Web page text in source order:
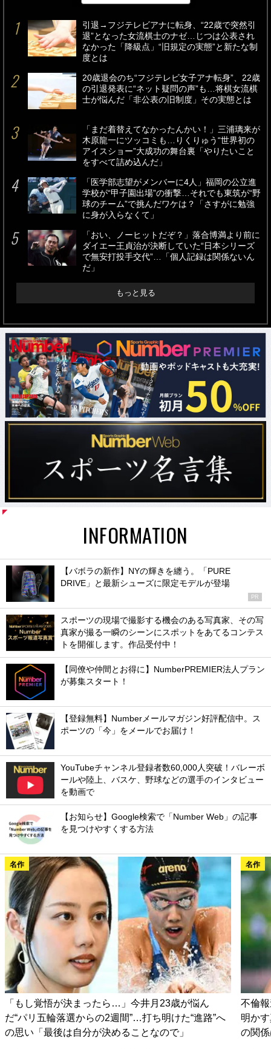
引退→フジテレビアナに転身、“22歳で突然引
退”となった女流棋士のナゼ…じつは公表され
なかった「降級点」“旧規定の実態”と新たな制
度とは
20歳退会のち“フジテレビ女子アナ転身”、22歳
の引退発表に“ネット疑問の声”も…将棋女流棋
士が悩んだ「非公表の旧制度」その実態とは
「まだ着替えてなかったんかい！」三浦璃来が
木原龍一にツッコミも…りくりゅう“世界初の
アイスショー”大成功の舞台裏「やりたいこと
をすべて詰め込んだ」
「医学部志望がメンバーに4人」福岡の公立進
学校が“甲子園出場”の衝撃…それでも東筑が“野
球のチーム”で挑んだワケは？「さすがに勉強
に身が入らなくて」
「おい、ノーヒットだぞ？」落合博満より前に
ダイエー王貞治が決断していた“日本シリーズ
で無安打投手交代”…「個人記録は関係ないん
だ」
もっと見る
INFORMATION
【バボラの新作】NYの輝きを纏う。「PURE
DRIVE」と最新シューズに限定モデルが登場
PR
スポーツの現場で撮影する機会のある写真家、その写
真家が撮る一瞬のシーンにスポットをあてるコンテス
トを開催します。作品受付中！
【同僚や仲間とお得に】NumberPREMIER法人プラン
が募集スタート！
【登録無料】Numberメールマガジン好評配信中。ス
ポーツの「今」をメールでお届け！
YouTubeチャンネル登録者数60,000人突破！バレーボ
ールや陸上、バスケ、野球などの選手のインタビュー
を動画で
【お知らせ】Google検索で「Number Web」の記事
を見つけやすくする方法
名作
「もし覚悟が決まったら…」今井月23歳が悩ん
だ“パリ五輪落選からの2週間”…打ち明けた“進路”へ
の思い「最後は自分が決めることなので」
名作
不倫
明か
の関